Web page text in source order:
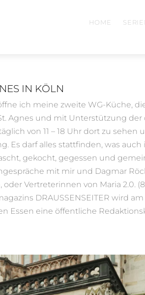
HOME
IN KÖLN
ich meine zweite WG-Küche,
Agnes und mit Unterstützung
von 11 – 18 Uhr dort zu sehen
Es darf alles stattfinden, was auch
gekocht, gegessen und
mit mir und Dagmar
oder Vertreterinnen von Maria 2.0.
DRAUSSENSEITER wird am
Essen eine öffentliche